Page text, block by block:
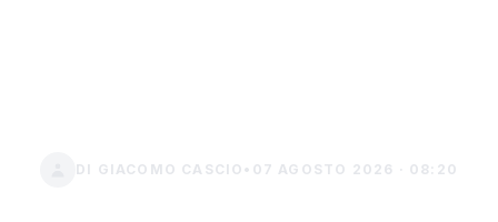
DI GIACOMO CASCIO • 07 AGOSTO 2026 · 08:20